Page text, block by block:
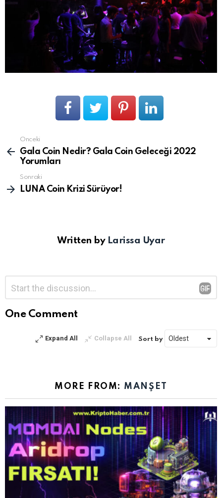
Devamını
gör
Önceki
Gala Coin Nedir? Gala Coin Geleceği 2022
Yorumları
Sonraki
LUNA Coin Krizi Sürüyor!
Written by Larissa Uyar
yanıt
yazın
One Comment
Expand All Collapse All Sort by
MORE FROM: MANŞET